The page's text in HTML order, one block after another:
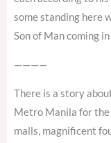
some standing here
Son of Man coming in
————
There is a story
Metro Manila for
malls, magnificent